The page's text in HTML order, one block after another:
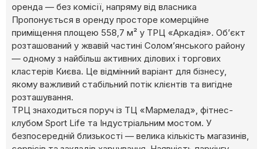
оренда — без комісії, напряму від власника
Пропонується в оренду просторе комерційне
приміщення площею 558,7 м² у ТРЦ «Аркадія». Об’єкт
розташований у жвавій частині Солом’янського району
— одному з найбільш активних ділових і торгових
кластерів Києва. Це відмінний варіант для бізнесу,
якому важливий стабільний потік клієнтів та вигідне
розташування.
ТРЦ знаходиться поруч із ТЦ «Мармелад», фітнес-
клубом Sport Life та Індустріальним мостом. У
безпосередній близькості — велика кількість магазинів,